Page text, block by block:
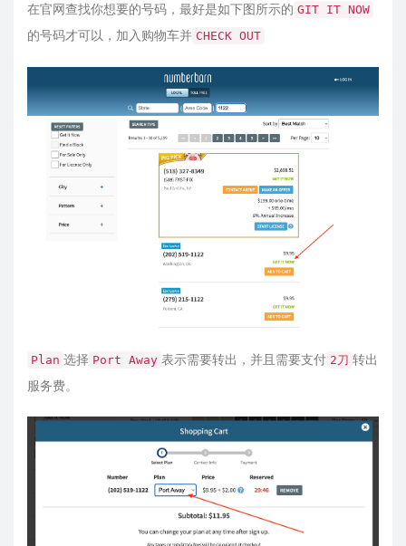
在官网查找你想要的号码，最好是如下图所示的 GIT IT NOW
的号码才可以，加入购物车并 CHECK OUT
Plan 选择 Port Away 表示需要转出，并且需要支付 2刀 转出
服务费。